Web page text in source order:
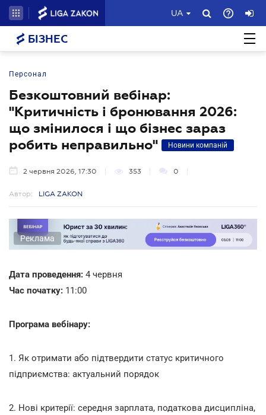
UA
БІЗНЕС
Персонал
Безкоштовний вебінар:
"Критичність і бронювання 2026:
що змінилося і що бізнес зараз
робить неправильно"
Новини компаній
2 червня 2026, 17:30 353 0
Автор: LIGA ZAKON
Реклама
Дата проведення: 4 червня
Час початку: 11:00
Програма вебінару:
1. Як отримати або підтвердити статус критичного
підприємства: актуальний порядок
2. Нові критерії: середня зарплата, податкова дисципліна,